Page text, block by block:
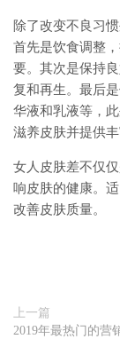
除了改变不良习
首先是饮食调整
要。其次是保持
复和再生。最后
华液和乳液等，
滋养皮肤并提供丰
女人皮肤差不仅
响皮肤的健康。
改善皮肤质量。
上一篇
2019年最热门的营